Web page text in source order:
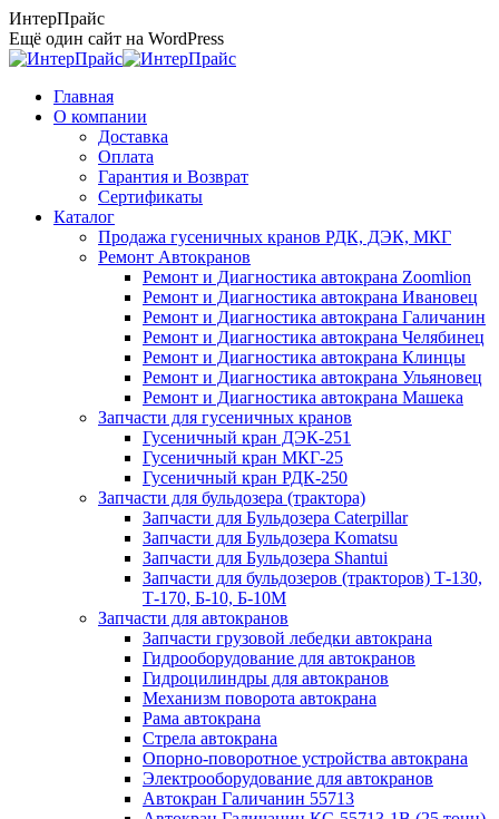
Перейти
к
содержанию
ИнтерПрайс
Ещё один сайт на WordPress
Главная
О компании
Доставка
Оплата
Гарантия и Возврат
Сертификаты
Каталог
Продажа гусеничных кранов РДК, ДЭК, МКГ
Ремонт Автокранов
Ремонт и Диагностика автокрана Zoomlion
Ремонт и Диагностика автокрана Ивановец
Ремонт и Диагностика автокрана Галичанин
Ремонт и Диагностика автокрана Челябинец
Ремонт и Диагностика автокрана Клинцы
Ремонт и Диагностика автокрана Ульяновец
Ремонт и Диагностика автокрана Машека
Запчасти для гусеничных кранов
Гусеничный кран ДЭК-251
Гусеничный кран МКГ-25
Гусеничный кран РДК-250
Запчасти для бульдозера (трактора)
Запчасти для Бульдозера Caterpillar
Запчасти для Бульдозера Komatsu
Запчасти для Бульдозера Shantui
Запчасти для бульдозеров (тракторов) Т-130,
Т-170, Б-10, Б-10М
Запчасти для автокранов
Запчасти грузовой лебедки автокрана
Гидрооборудование для автокранов
Гидроцилиндры для автокранов
Механизм поворота автокрана
Рама автокрана
Стрела автокрана
Опорно-поворотное устройства автокрана
Электрооборудование для автокранов
Автокран Галичанин 55713